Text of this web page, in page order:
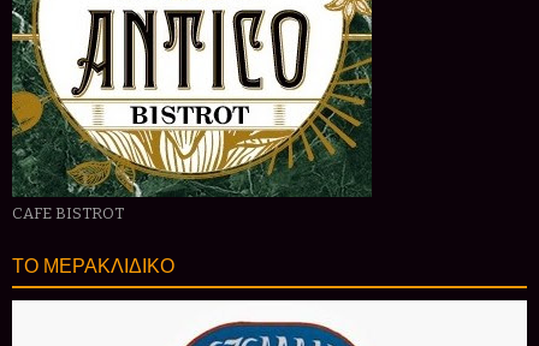
CAFE BISTROT
ΤΟ ΜΕΡΑΚΛΙΔΙΚΟ